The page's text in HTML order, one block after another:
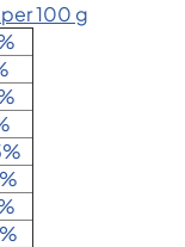
100 g